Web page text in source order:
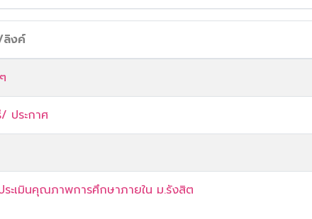
ลิงค์
ประกาศ
ระเมินคุณภาพการศึกษาภายใน ม.รังสิต